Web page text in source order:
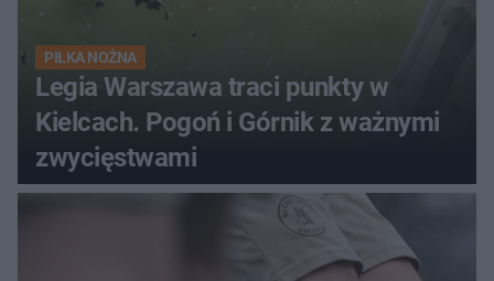
PIŁKA NOŻNA
Legia Warszawa traci punkty w
Kielcach. Pogoń i Górnik z ważnymi
zwycięstwami